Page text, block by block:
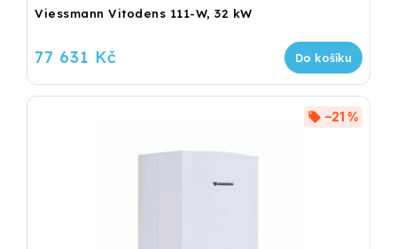
Viessmann Vitodens 111-W, 32 kW
77 631 Kč Do košíku
–21 %